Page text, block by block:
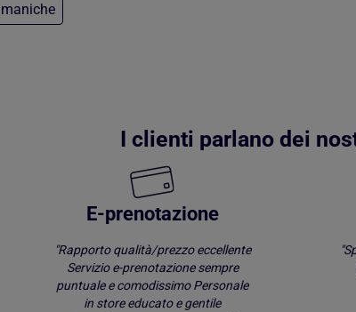
I clienti parlano dei
E-prenotazione
"Rapporto qualità/prezzo eccellente
Servizio e-prenotazione sempre
puntuale e comodissimo Personale
in store educato e gentile